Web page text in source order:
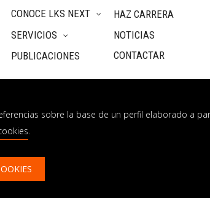
CONOCE LKS NEXT
SERVICIOS
PUBLICACIONES
HAZ CARRERA
NOTICIAS
CONTACTAR
información
sobre la base de un perfil elaborado a
.